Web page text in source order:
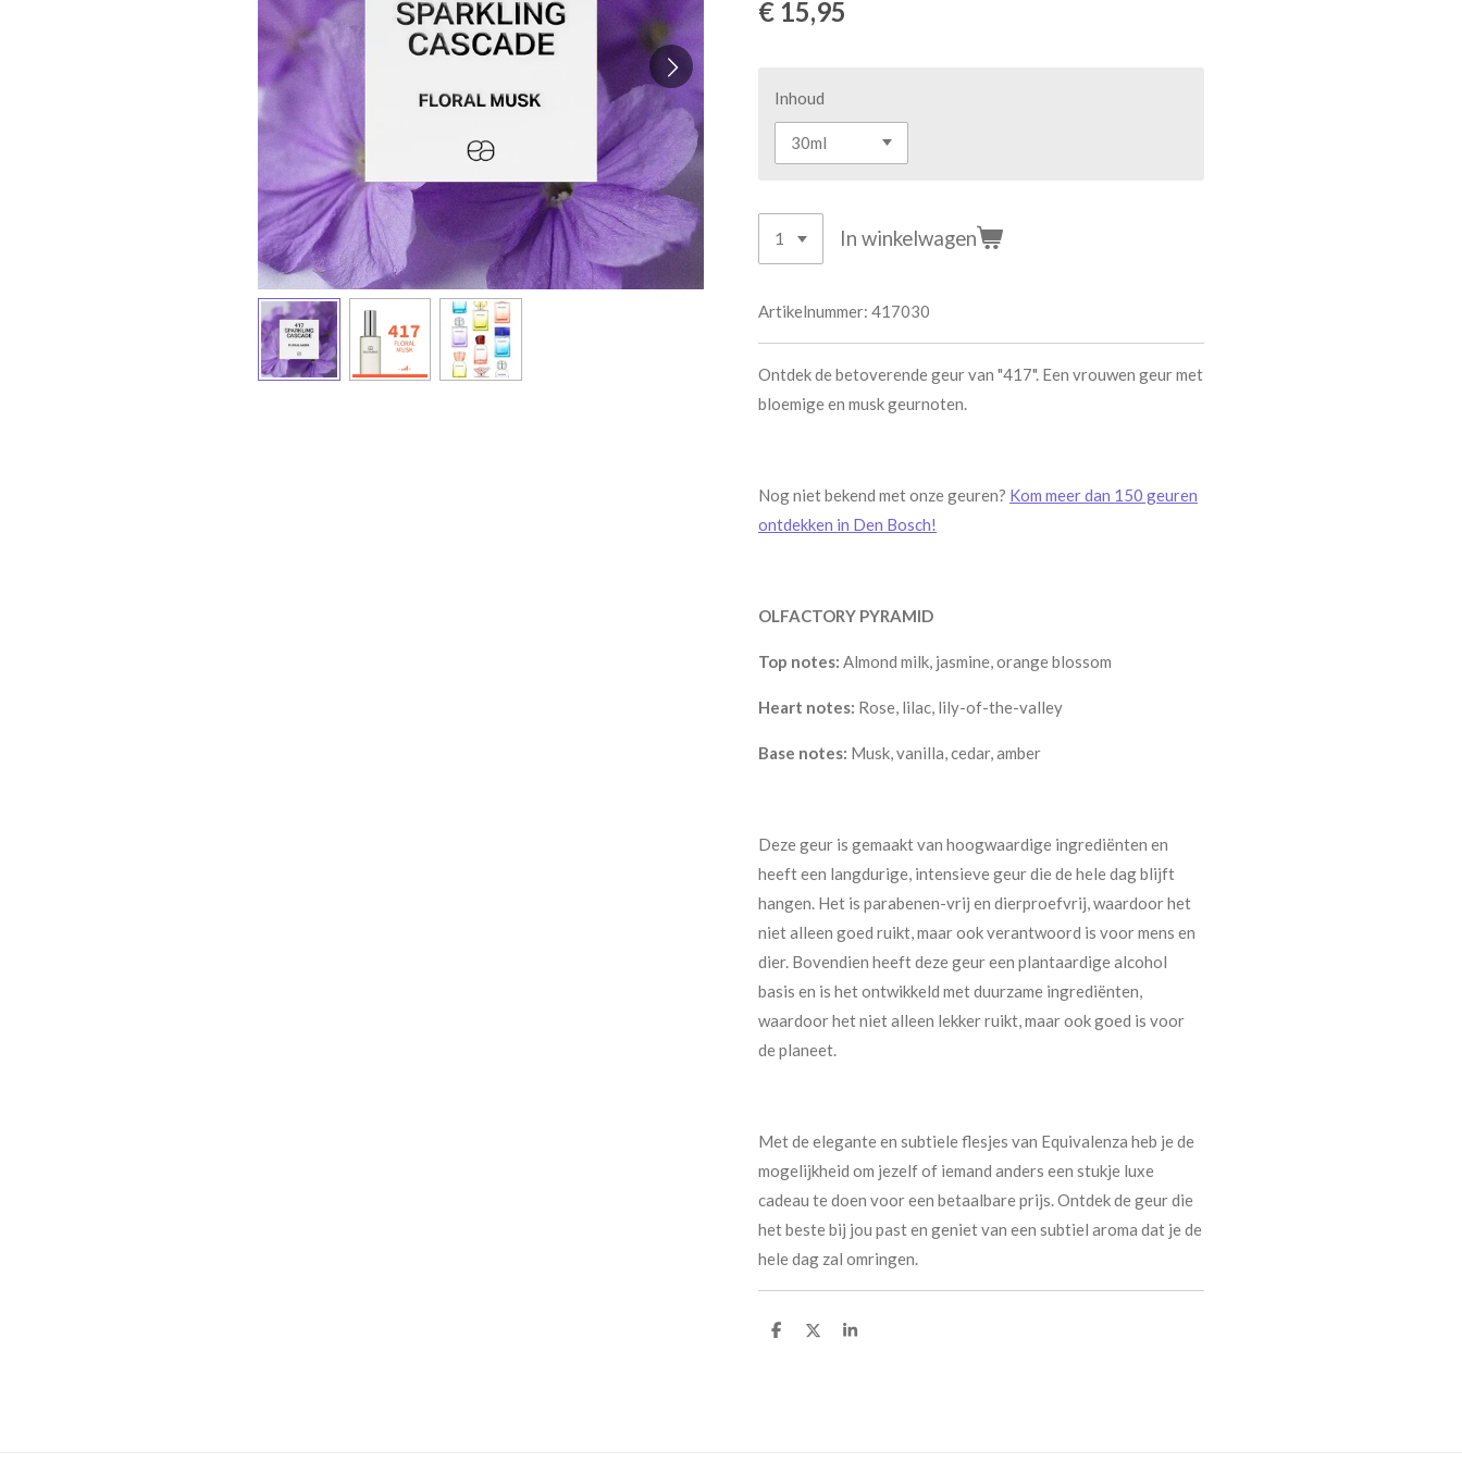
€ 15,95
Inhoud
In winkelwagen
Artikelnummer: 417030
Ontdek de betoverende geur van "417". Een vrouwen geur met
bloemige en musk geurnoten.
Nog niet bekend met onze geuren? Kom meer dan 150 geuren
ontdekken in Den Bosch!
OLFACTORY PYRAMID
Top notes: Almond milk, jasmine, orange blossom
Heart notes: Rose, lilac, lily-of-the-valley
Base notes: Musk, vanilla, cedar, amber
Deze geur is gemaakt van hoogwaardige ingrediënten en
heeft een langdurige, intensieve geur die de hele dag blijft
hangen. Het is parabenen-vrij en dierproefvrij, waardoor het
niet alleen goed ruikt, maar ook verantwoord is voor mens en
dier. Bovendien heeft deze geur een plantaardige alcohol
basis en is het ontwikkeld met duurzame ingrediënten,
waardoor het niet alleen lekker ruikt, maar ook goed is voor
de planeet.
Met de elegante en subtiele flesjes van Equivalenza heb je de
mogelijkheid om jezelf of iemand anders een stukje luxe
cadeau te doen voor een betaalbare prijs. Ontdek de geur die
het beste bij jou past en geniet van een subtiel aroma dat je de
hele dag zal omringen.
D
D
S